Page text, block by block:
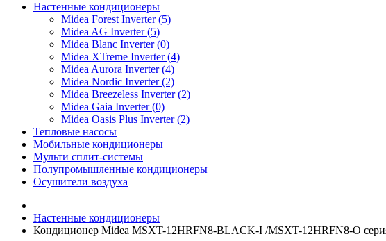
Настенные кондиционеры
Midea Forest Inverter (5)
Midea AG Inverter (5)
Midea Blanc Inverter (0)
Midea XTreme Inverter (4)
Midea Aurora Inverter (4)
Midea Nordic Inverter (2)
Midea Breezeless Inverter (2)
Midea Gaia Inverter (0)
Midea Oasis Plus Inverter (2)
Тепловые насосы
Мобильные кондиционеры
Мульти сплит-системы
Полупромышленные кондиционеры
Осушители воздуха
Настенные кондиционеры
Кондиционер Midea MSXT-12HRFN8-BLACK-I /MSXT-12HRFN8-O